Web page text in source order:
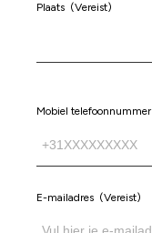
Plaats (Vereist)
Mobiel telefoonnummer
E-mailadres (Vereist)